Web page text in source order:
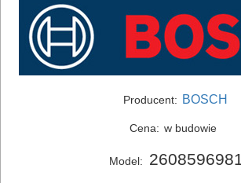
OSPRZĘT
AKCESORIA
ELEKTRONARZĘDZI
MAGAZYNOWANIE
Producent: BOSCH
Cena: w budowie
Model: 2608596981